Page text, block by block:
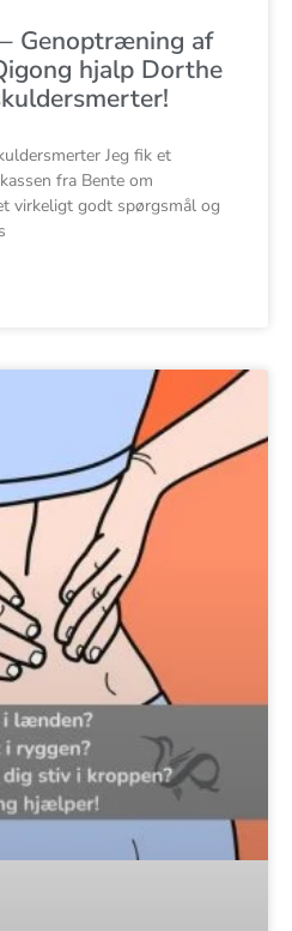
Genoptræning af
hjalp Dorthe
Jeg fik et
fra Bente om
virkeligt godt spørgsmål og